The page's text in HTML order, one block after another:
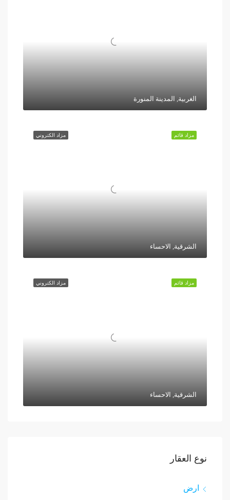
الغربية, المدينة المنورة
مزاد الكتروني مزاد قائم
الشرقية, الاحساء
مزاد الكتروني مزاد قائم
الشرقية, الاحساء
نوع العقار
ارض